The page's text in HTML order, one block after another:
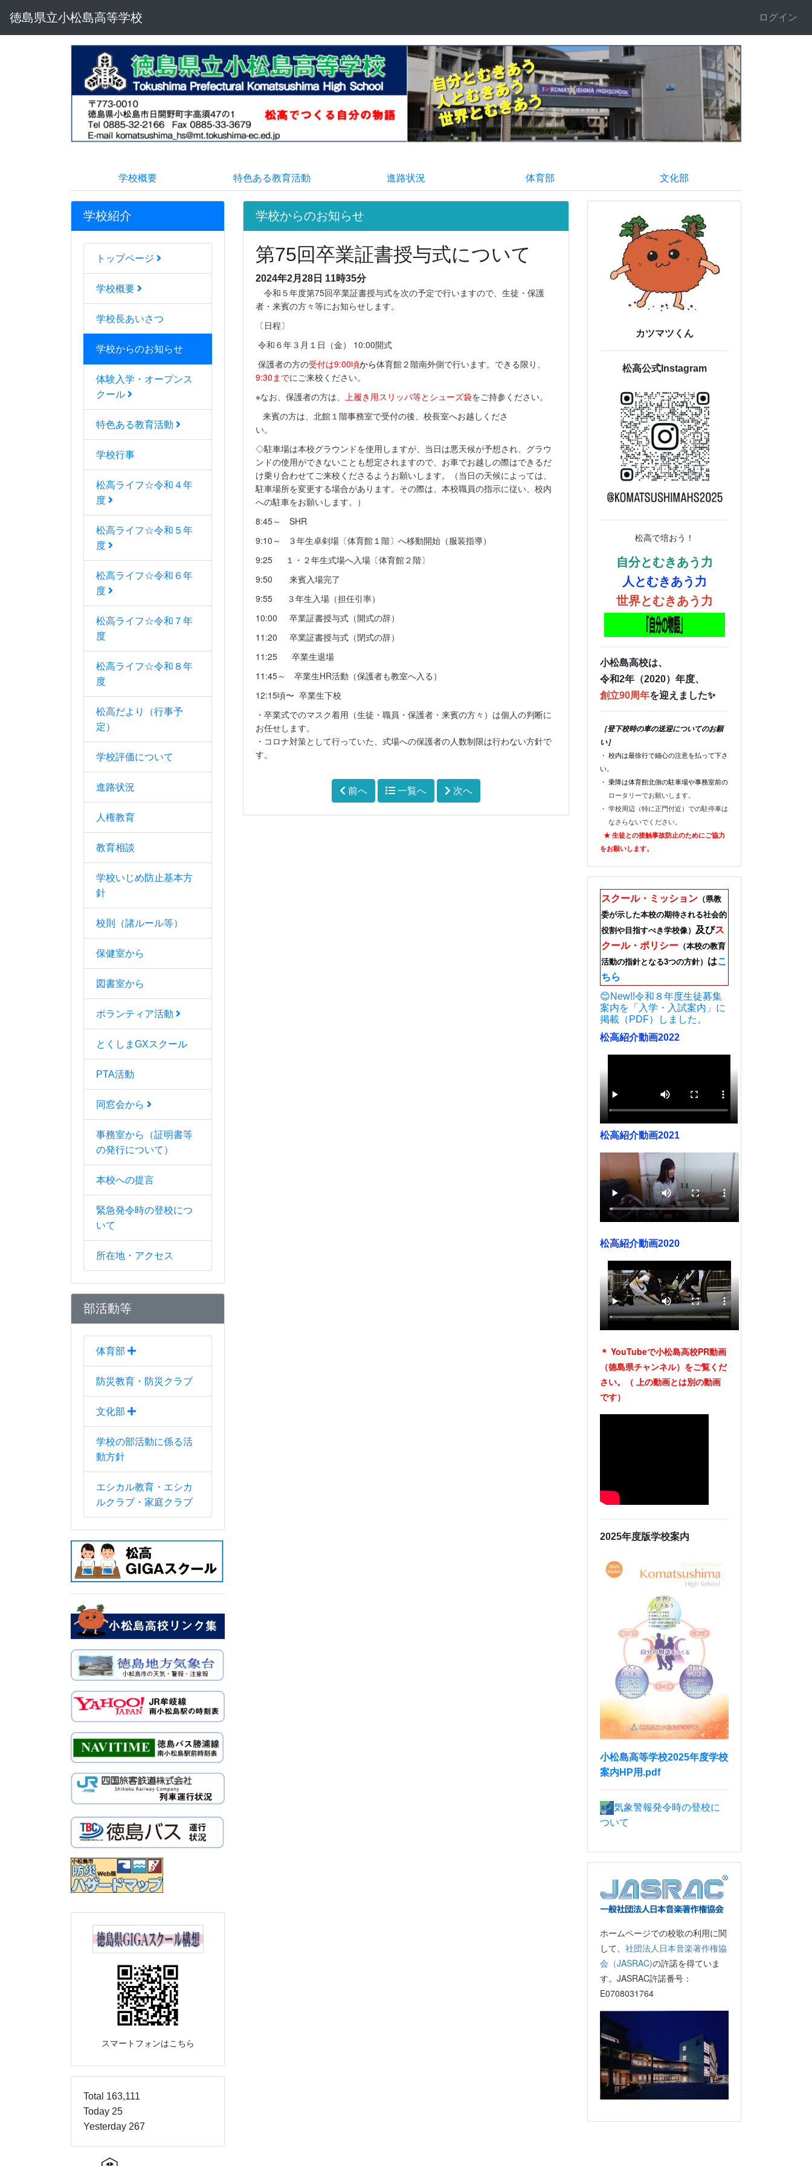
徳島県立小松島高等学校 ログイン
学校概要 特色ある教育活動 進路状況 体育部 文化部
学校紹介
トップページ
学校概要
学校長あいさつ
学校からのお知らせ
体験入学・オープンス
クール
特色ある教育活動
学校行事
松高ライフ☆令和４年
度
松高ライフ☆令和５年
度
松高ライフ☆令和６年
度
松高ライフ☆令和７年
度
松高ライフ☆令和８年
度
松高だより（行事予
定）
学校評価について
進路状況
人権教育
教育相談
学校いじめ防止基本方
針
校則（諸ルール等）
保健室から
図書室から
ボランティア活動
とくしまGXスクール
PTA活動
同窓会から
事務室から（証明書等
の発行について）
本校への提言
緊急発令時の登校につ
いて
所在地・アクセス
部活動等
体育部
防災教育・防災クラブ
文化部
学校の部活動に係る活
動方針
エシカル教育・エシカ
ルクラブ・家庭クラブ
スマートフォンはこちら
Total 163,111
Today 25
Yesterday 267
学校からのお知らせ
第75回卒業証書授与式について
2024年2月28日 11時35分
令和５年度第75回卒業証書授与式を次の予定で行いますので、生徒・保護
者・来賓の方々等にお知らせします。
〔日程〕
令和６年３月１日（金） 10:00開式
保護者の方の受付は9:00頃から体育館２階南外側で行います。できる限り、
9:30までにご来校ください。
※なお、保護者の方は、 上履き用スリッパ等とシューズ袋をご持参ください。
来賓の方は、北館１階事務室で受付の後、校長室へお越しくださ
い。
◇駐車場は本校グラウンドを使用しますが、当日は悪天候が予想され、グラウ
ンドの使用ができないことも想定されますので、お車でお越しの際はできるだ
け乗り合わせてご来校くださるようお願いします。（当日の天候によっては、
駐車場所を変更する場合があります。その際は、本校職員の指示に従い、校内
への駐車をお願いします。）
8:45～ SHR
9:10～ ３年生卓剣場〔体育館１階〕へ移動開始（服装指導）
9:25 １・２年生式場へ入場〔体育館２階〕
9:50 来賓入場完了
9:55 ３年生入場（担任引率）
10:00 卒業証書授与式（開式の辞）
11:20 卒業証書授与式（閉式の辞）
11:25 卒業生退場
11:45～ 卒業生HR活動（保護者も教室へ入る）
12:15頃〜 卒業生下校
・卒業式でのマスク着用（生徒・職員・保護者・来賓の方々）は個人の判断に
お任せします。
・コロナ対策として行っていた、式場への保護者の人数制限は行わない方針で
す。
前へ 一覧へ 次へ
カツマツくん
松高公式Instagram
松高で培おう！
自分とむきあう力
人とむきあう力
世界とむきあう力
小松島高校は、
令和2年（2020）年度、
創立90周年を迎えました✨
［登下校時の車の送迎についてのお願
い］
・ 校内は最徐行で細心の注意を払って下さ
い。
・ 乗降は体育館北側の駐車場や事務室前の
ロータリーでお願いします。
・ 学校周辺（特に正門付近）での駐停車は
なさらないでください。
★ 生徒との接触事故防止のためにご協力
をお願いします。
スクール・ミッション （県教
委が示した本校の期待される社会的
役割や目指すべき学校像） 及びス
クール・ポリシー （本校の教育
活動の指針となる3つの方針） はこ
ちら
😊New!!令和８年度生徒募集
案内を「入学・入試案内」に
掲載（PDF）しました。
松高紹介動画2022
松高紹介動画2021
松高紹介動画2020
＊ YouTubeで小松島高校PR動画
（徳島県チャンネル）をご覧くだ
さい。（ 上の動画とは別の動画
です）
2025年度版学校案内
小松島高等学校2025年度学校
案内HP用.pdf
気象警報発令時の登校に
ついて
ホームページでの校歌の利用に関
して、 社団法人日本音楽著作権協
会（JASRAC)の許諾を得ていま
す。JASRAC許諾番号：
E0708031764